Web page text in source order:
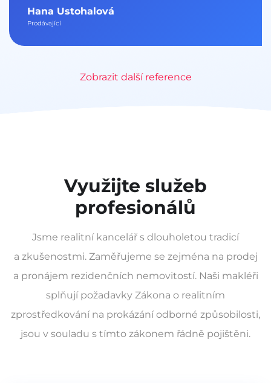
Hana Ustohalová
Prodávající
Zobrazit další reference
Využijte služeb
profesionálů
Jsme realitní kancelář s dlouholetou tradicí
a zkušenostmi. Zaměřujeme se zejména na prodej
a pronájem rezidenčních nemovitostí. Naši makléři
splňují požadavky Zákona o realitním
zprostředkování na prokázání odborné způsobilosti,
jsou v souladu s tímto zákonem řádně pojištěni.